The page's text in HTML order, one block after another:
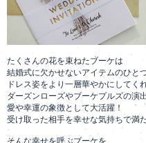
たくさんの花を束ねたブーケは
結婚式に欠かせないアイテムのひとつ
ドレス姿をより一層華やかにしてく
ダーズンローズやブーケプルズの演
愛や幸運の象徴として大活躍！
受け取った相手を幸せな気持ちで満
そんな幸せを呼ぶブーケを